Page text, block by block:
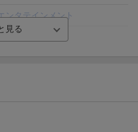
ンタテインメント